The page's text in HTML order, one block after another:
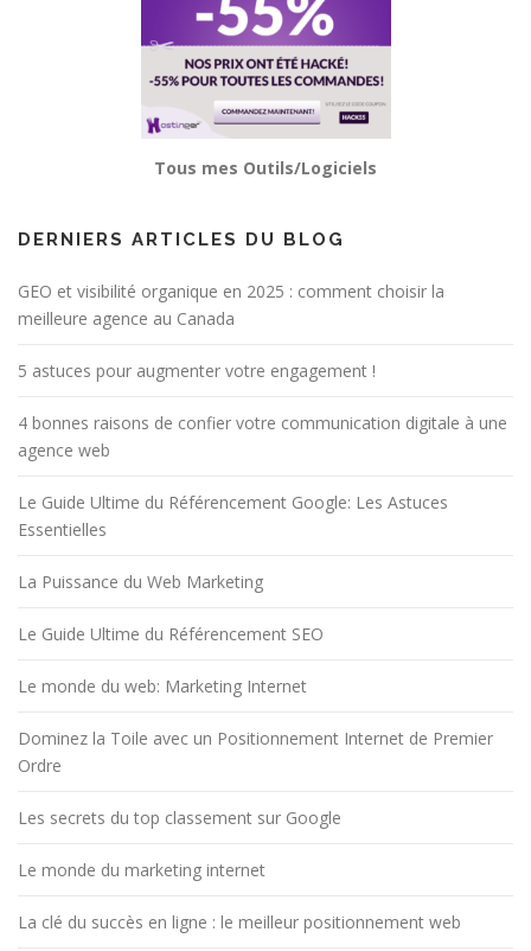
Tous mes Outils/Logiciels
DERNIERS ARTICLES DU BLOG
GEO et visibilité organique en 2025 : comment choisir la
meilleure agence au Canada
5 astuces pour augmenter votre engagement !
4 bonnes raisons de confier votre communication digitale à une
agence web
Le Guide Ultime du Référencement Google: Les Astuces
Essentielles
La Puissance du Web Marketing
Le Guide Ultime du Référencement SEO
Le monde du web: Marketing Internet
Dominez la Toile avec un Positionnement Internet de Premier
Ordre
Les secrets du top classement sur Google
Le monde du marketing internet
La clé du succès en ligne : le meilleur positionnement web